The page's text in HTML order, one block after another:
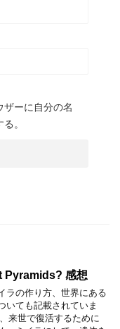
ザーに自分の名
。
Pyramids? 感想
ラの作り方、世界にある
いても記載されていま
来世で復活するために